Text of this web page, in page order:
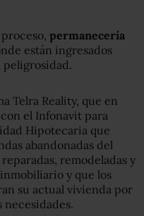
permanecería
están ingresados
peligrosidad.
Telra Reality, que en
el Infonavit para
Hipotecaria que
abandonadas del
remodeladas y
y que los
su actual vivienda por
necesidades.